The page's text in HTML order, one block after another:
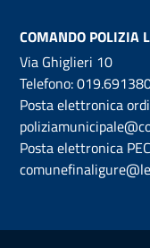
COMANDO POLIZIA
Via Ghiglieri 10
Telefono:
Posta elettronica
Posta elettronica